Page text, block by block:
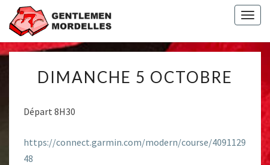
5
DIMANCHE 5 OCTOBRE
Départ 8H30
https://connect.garmin.com/modern/course/4091129
48